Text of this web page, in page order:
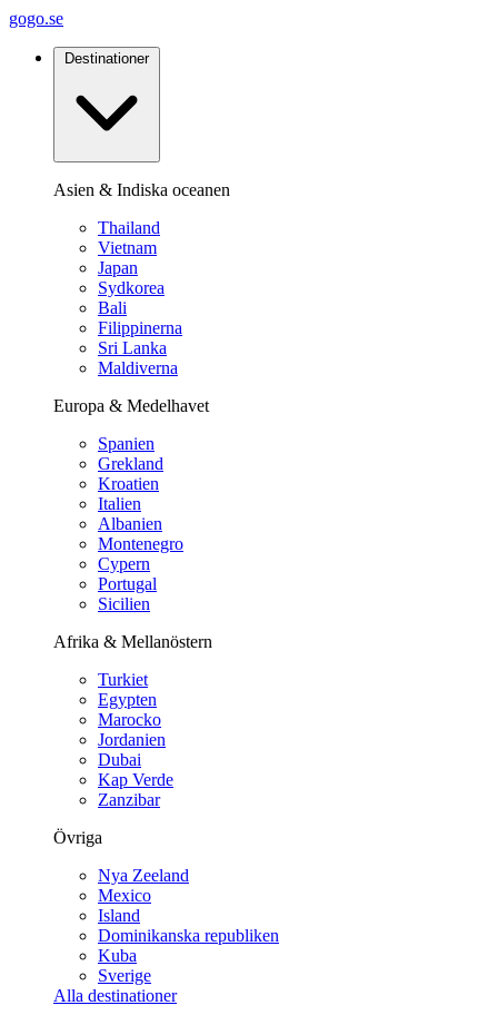
gogo.se
Destinationer
Asien & Indiska oceanen
Thailand
Vietnam
Japan
Sydkorea
Bali
Filippinerna
Sri Lanka
Maldiverna
Europa & Medelhavet
Spanien
Grekland
Kroatien
Italien
Albanien
Montenegro
Cypern
Portugal
Sicilien
Afrika & Mellanöstern
Turkiet
Egypten
Marocko
Jordanien
Dubai
Kap Verde
Zanzibar
Övriga
Nya Zeeland
Mexico
Island
Dominikanska republiken
Kuba
Sverige
Alla destinationer